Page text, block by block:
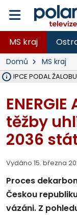
MS kraj
Domů MS kraj
PODAL
těžby
2036
Vydáno 15. března
Proces
Českou
vázáni. Z